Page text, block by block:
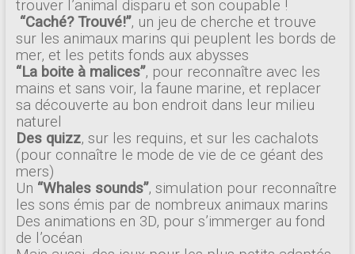
trouver l’animal disparu et son coupable !
“Caché? Trouvé!”, un jeu de cherche et trouve
sur les animaux marins qui peuplent les bords de
mer, et les petits fonds aux abysses
“La boite à malices”, pour reconnaître avec les
mains et sans voir, la faune marine, et replacer
sa découverte au bon endroit dans leur milieu
naturel
Des quizz, sur les requins, et sur les cachalots
(pour connaître le mode de vie de ce géant des
mers)
Un “Whales sounds”, simulation pour reconnaître
les sons émis par de nombreux animaux marins
Des animations en 3D, pour s’immerger au fond
de l’océan